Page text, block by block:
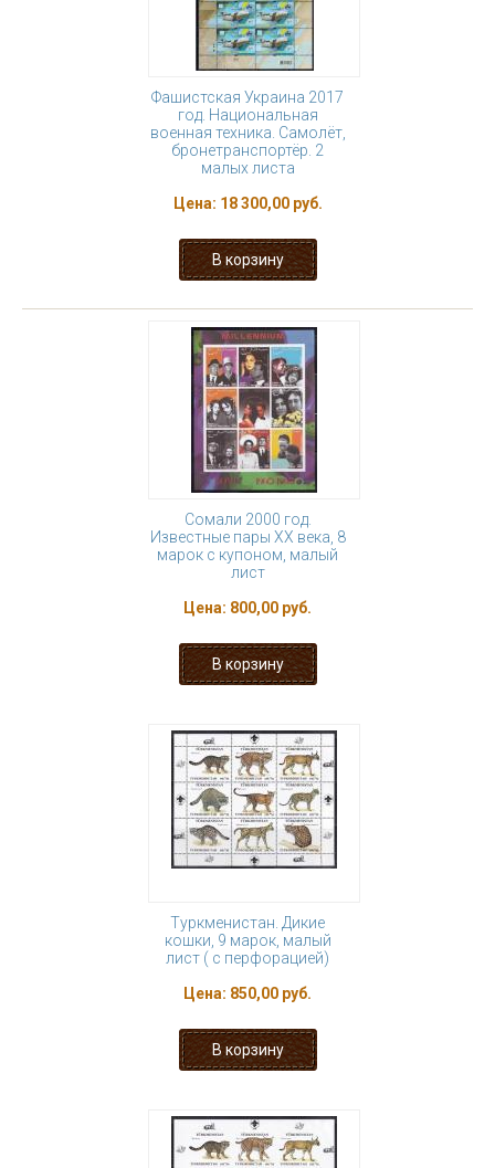
Фашистская Украина 2017
год. Национальная
военная техника. Самолёт,
бронетранспортёр. 2
малых листа
Цена: 18 300,00 руб.
Сомали 2000 год.
Известные пары ХХ века, 8
марок с купоном, малый
лист
Цена: 800,00 руб.
Туркменистан. Дикие
кошки, 9 марок, малый
лист ( с перфорацией)
Цена: 850,00 руб.